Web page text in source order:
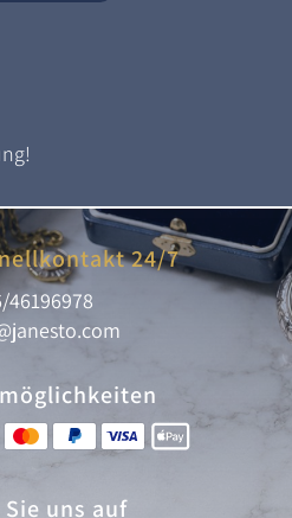
24/7
46196978
Sie uns auf